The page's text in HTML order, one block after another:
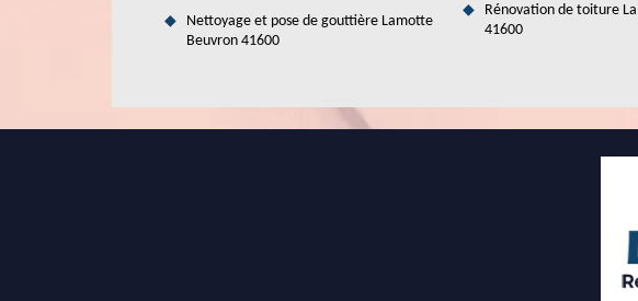
Les propriétaires des habitations ont la possibilité de choisir entre un grand
effet, ils peuvent opter pour la mise en place des toits bacs acier. Dans ce cas, il
pour la mise en place. On peut vous proposer le service de Duval Rénovation
qu'il peut proposer des tarifs très intéressants et accessibles à tous. De plus, il
Nettoyage et pose de gouttière Lamotte
Beuvron 41600
Rénovation de toiture
41600